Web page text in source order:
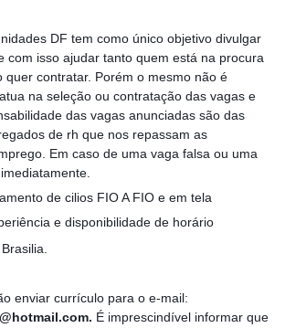
DF tem como único objetivo divulgar
com isso ajudar tanto quem está na procura
quer contratar. Porém o mesmo não é
na seleção ou contratação das vagas e
das vagas anunciadas são das
de rh que nos repassam as
Em caso de uma vaga falsa ou uma
de cilios FIO A FIO e em tela
e disponibilidade de horário
enviar currículo para o e-mail:
É imprescindível informar que